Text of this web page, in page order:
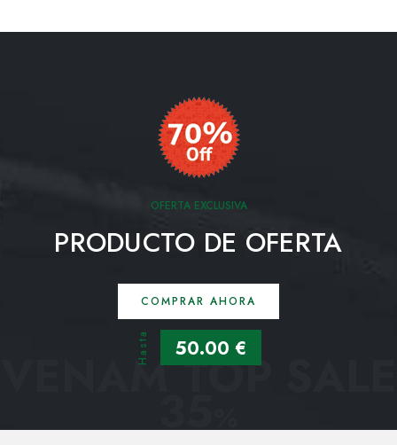
OFERTA EXCLUSIVA
PRODUCTO DE OFERTA
COMPRAR AHORA
Hasta 50.00 €
VENAM TOP SALE
35